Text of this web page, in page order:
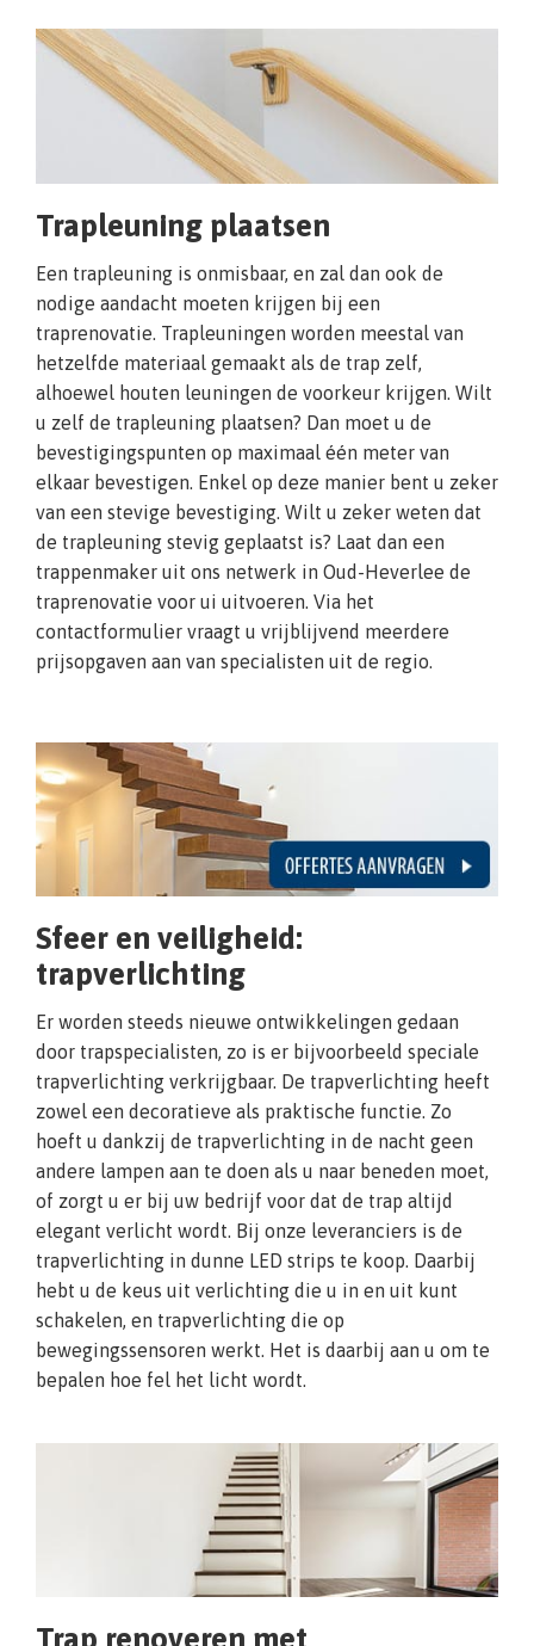
Trapleuning plaatsen
Een trapleuning is onmisbaar, en zal dan ook de
nodige aandacht moeten krijgen bij een
traprenovatie. Trapleuningen worden meestal van
hetzelfde materiaal gemaakt als de trap zelf,
alhoewel houten leuningen de voorkeur krijgen. Wilt
u zelf de trapleuning plaatsen? Dan moet u de
bevestigingspunten op maximaal één meter van
elkaar bevestigen. Enkel op deze manier bent u zeker
van een stevige bevestiging. Wilt u zeker weten dat
de trapleuning stevig geplaatst is? Laat dan een
trappenmaker uit ons netwerk in Oud-Heverlee de
traprenovatie voor ui uitvoeren. Via het
contactformulier vraagt u vrijblijvend meerdere
prijsopgaven aan van specialisten uit de regio.
Sfeer en veiligheid:
trapverlichting
Er worden steeds nieuwe ontwikkelingen gedaan
door trapspecialisten, zo is er bijvoorbeeld speciale
trapverlichting verkrijgbaar. De trapverlichting heeft
zowel een decoratieve als praktische functie. Zo
hoeft u dankzij de trapverlichting in de nacht geen
andere lampen aan te doen als u naar beneden moet,
of zorgt u er bij uw bedrijf voor dat de trap altijd
elegant verlicht wordt. Bij onze leveranciers is de
trapverlichting in dunne LED strips te koop. Daarbij
hebt u de keus uit verlichting die u in en uit kunt
schakelen, en trapverlichting die op
bewegingssensoren werkt. Het is daarbij aan u om te
bepalen hoe fel het licht wordt.